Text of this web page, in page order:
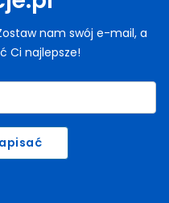
nam swój e-mail, a
Ci najlepsze!